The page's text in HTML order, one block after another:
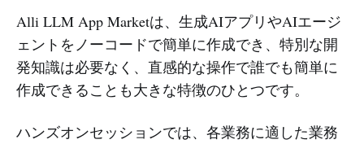
Alli LLM App Marketは、生成AIアプリやAIエージ
ェントをノーコードで簡単に作成でき、特別な開
発知識は必要なく、直感的な操作で誰でも簡単に
作成できることも大きな特徴のひとつです。
ハンズオンセッションでは、各業務に適した業務